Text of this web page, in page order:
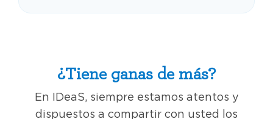
¿Tiene ganas de más?
En IDeaS, siempre estamos atentos y
dispuestos a compartir con usted los